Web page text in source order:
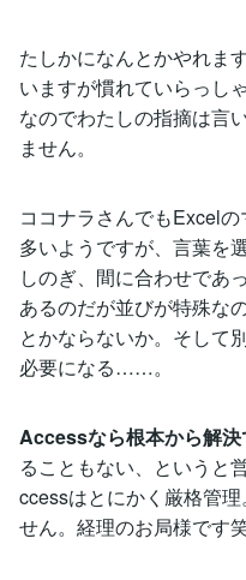
たしかになんとかやれま
いますが慣れていらっし
なのでわたしの指摘は言
ません。
ココナラさんでもExcel
多いようですが、言葉を
しのぎ、間に合わせであ
あるのだが並びが特殊な
とかならないか。そして
必要になる……。
Accessなら根本から解決
ることもない、というと
ccessはとにかく厳格管
せん。経理のお局様です笑